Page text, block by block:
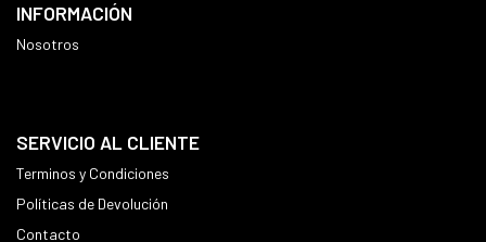
INFORMACIÓN
Nosotros
SERVICIO AL CLIENTE
Terminos y Condiciones
Políticas de Devolución
Contacto